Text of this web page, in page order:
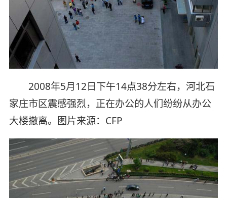
2008年5月12日下午14点38分左右，河北石
家庄市区震感强烈，正在办公的人们纷纷从办公
大楼撤离。图片来源：CFP